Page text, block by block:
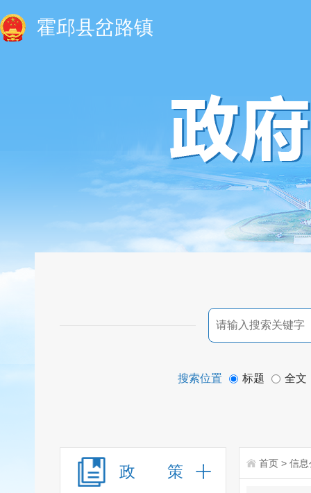
霍邱县岔路镇
搜索位置 标题 全文
政 策 首页 > 信息